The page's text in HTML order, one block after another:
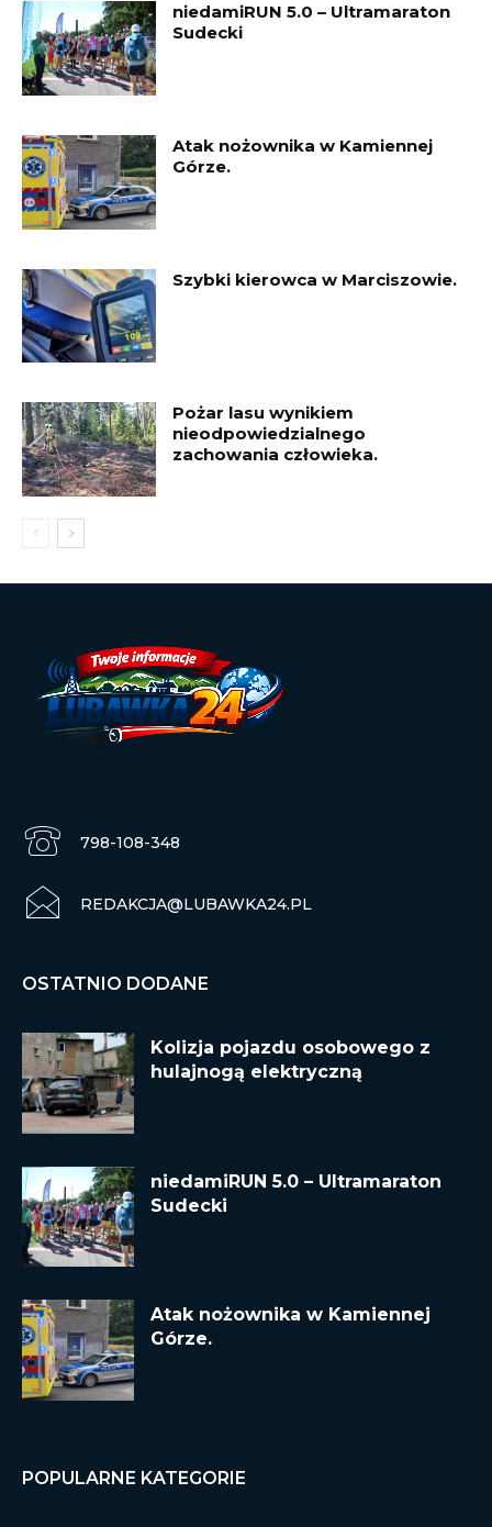
niedamiRUN 5.0 – Ultramaraton
Sudecki
Atak nożownika w Kamiennej
Górze.
Szybki kierowca w Marciszowie.
Pożar lasu wynikiem
nieodpowiedzialnego
zachowania człowieka.
798-108-348
REDAKCJA@LUBAWKA24.PL
OSTATNIO DODANE
Kolizja pojazdu osobowego z
hulajnogą elektryczną
niedamiRUN 5.0 – Ultramaraton
Sudecki
Atak nożownika w Kamiennej
Górze.
POPULARNE KATEGORIE